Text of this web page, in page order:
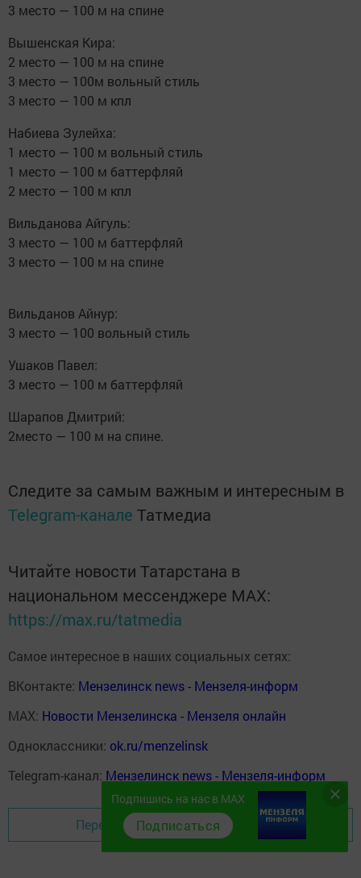
3 место — 100 м на спине
Вышенская Кира:
2 место — 100 м на спине
3 место — 100м вольный стиль
3 место — 100 м кпл
Набиева Зулейха:
1 место — 100 м вольный стиль
1 место — 100 м баттерфляй
2 место — 100 м кпл
Вильданова Айгуль:
3 место — 100 м баттерфляй
3 место — 100 м на спине
Вильданов Айнур:
3 место — 100 вольный стиль
Ушаков Павел:
3 место — 100 м баттерфляй
Шарапов Дмитрий:
2место — 100 м на спине.
Следите за самым важным и интересным в
Telegram-канале Татмедиа
Читайте новости Татарстана в
национальном мессенджере MАХ:
https://max.ru/tatmedia
Самое интересное в наших социальных сетях:
ВКонтакте: Мензелинск news - Мензеля-информ
MAX: Новости Мензелинска - Мензеля онлайн
Одноклассники: ok.ru/menzelinsk
Telegram-канал: Мензелинск news - Мензеля-информ
Перейти на страницу новости
Подпишись на нас в MAX
Подписаться